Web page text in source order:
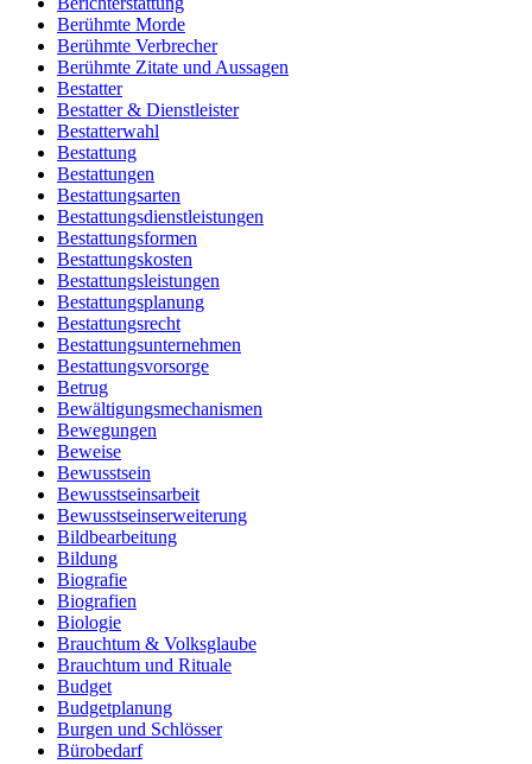
Berühmte Morde
Berühmte Verbrecher
Berühmte Zitate und Aussagen
Bestatter
Bestatter & Dienstleister
Bestatterwahl
Bestattung
Bestattungen
Bestattungsarten
Bestattungsdienstleistungen
Bestattungsformen
Bestattungskosten
Bestattungsleistungen
Bestattungsplanung
Bestattungsrecht
Bestattungsunternehmen
Bestattungsvorsorge
Betrug
Bewältigungsmechanismen
Bewegungen
Beweise
Bewusstsein
Bewusstseinsarbeit
Bewusstseinserweiterung
Bildbearbeitung
Bildung
Biografie
Biografien
Biologie
Brauchtum & Volksglaube
Brauchtum und Rituale
Budget
Budgetplanung
Burgen und Schlösser
Bürobedarf